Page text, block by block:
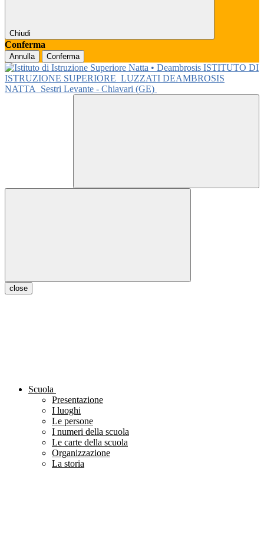
Chiudi
Conferma
Annulla Conferma
ISTITUTO DI
ISTRUZIONE SUPERIORE LUZZATI DEAMBROSIS
NATTA
Sestri Levante - Chiavari (GE)
close
Scuola
Presentazione
I luoghi
Le persone
I numeri della scuola
Le carte della scuola
Organizzazione
La storia